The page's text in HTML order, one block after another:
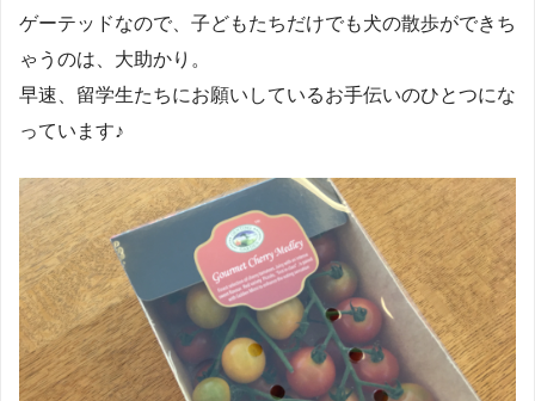
ゲーテッドなので、子どもたちだけでも犬の散歩ができち
ゃうのは、大助かり。
早速、留学生たちにお願いしているお手伝いのひとつにな
っています♪